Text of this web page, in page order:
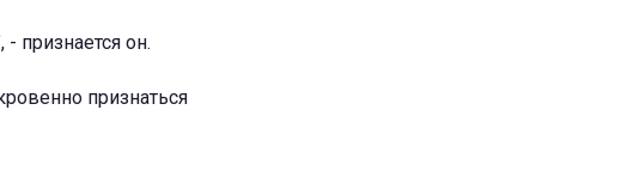
признается он.
признаться